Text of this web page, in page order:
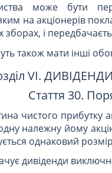
може бути
на акціонерів
зборах, і
також мати інші
VI.
Стаття 30.
чистого прибутку
належну йому
однаковий
дивіденди